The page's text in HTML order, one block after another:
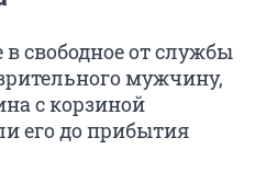
свободное от службы
мужчину,
с корзиной
его до прибытия